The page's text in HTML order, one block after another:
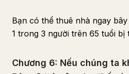
Bạn có thể thuê nhà ngay
1 trong 3 người trên 65 tuổi bị
Chương 6: Nếu chúng ta